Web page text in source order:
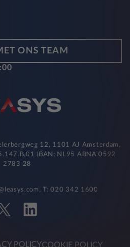
ONS TEAM
12, 1101 AJ Amsterdam,
IBAN: NL95 ABNA 0592
2783 28
T: 020 342 1600
POLICYCOOKIE POLICY